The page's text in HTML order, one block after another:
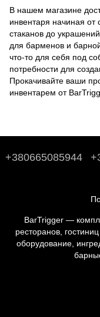
В нашем магазине
инвентаря начиная от
стаканов до
для барменов и
что-то для себя под
потребности для
Прокачивайте ваши
инвентарем от
+380665085944
BarTrigger —
ресторанов,
оборудование,